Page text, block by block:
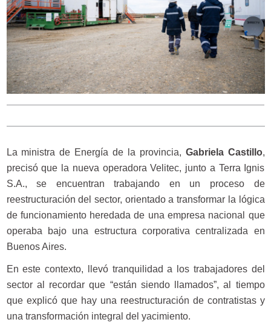
La ministra de Energía de la provincia, Gabriela Castillo,
precisó que la nueva operadora Velitec, junto a Terra Ignis
S.A., se encuentran trabajando en un proceso de
reestructuración del sector, orientado a transformar la lógica
de funcionamiento heredada de una empresa nacional que
operaba bajo una estructura corporativa centralizada en
Buenos Aires.
En este contexto, llevó tranquilidad a los trabajadores del
sector al recordar que “están siendo llamados”, al tiempo
que explicó que hay una reestructuración de contratistas y
una transformación integral del yacimiento.